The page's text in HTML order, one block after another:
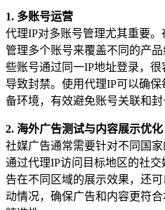
1. 多账号运营
代理IP对多账号管理尤其重要
管理多个账号来覆盖不同的产
些账号通过同一IP地址登录，很
导致封禁。使用代理IP可以确
备环境，有效避免账号关联和封
2. 海外广告测试与内容展示优化
社媒广告通常需要针对不同国
通过代理IP访问目标地区的社
告在不同区域的展示效果，还
动情况，确保广告和内容更符